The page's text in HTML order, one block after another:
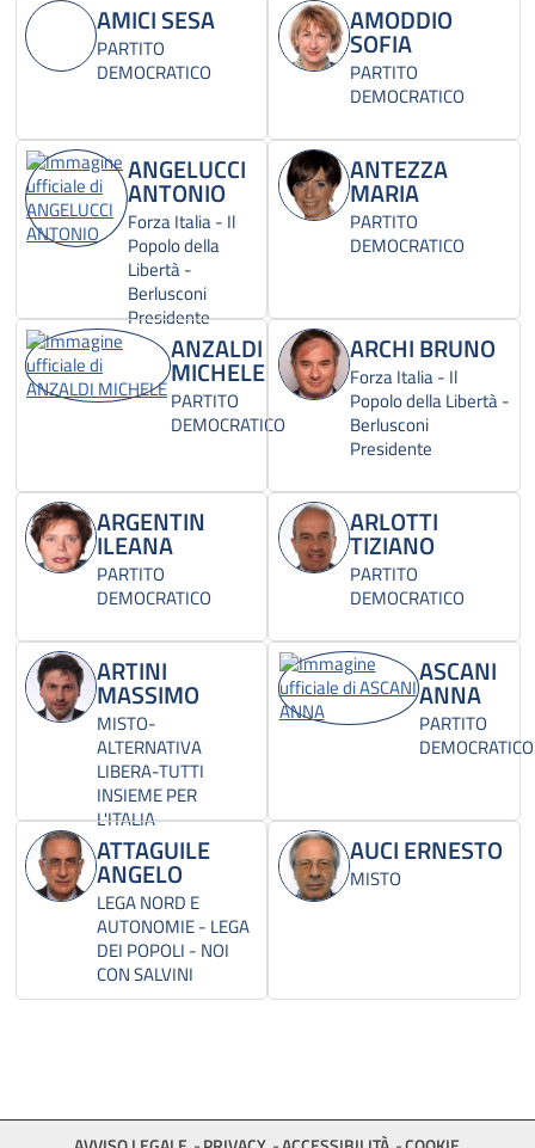
AMICI SESA
PARTITO
DEMOCRATICO
AMODDIO
SOFIA
PARTITO
DEMOCRATICO
ANGELUCCI
ANTONIO
Forza Italia - Il
Popolo della
Libertà -
Berlusconi
Presidente
ANTEZZA
MARIA
PARTITO
DEMOCRATICO
ANZALDI
MICHELE
PARTITO
DEMOCRATICO
ARCHI BRUNO
Forza Italia - Il
Popolo della Libertà -
Berlusconi
Presidente
ARGENTIN
ILEANA
PARTITO
DEMOCRATICO
ARLOTTI
TIZIANO
PARTITO
DEMOCRATICO
ARTINI
MASSIMO
MISTO-
ALTERNATIVA
LIBERA-TUTTI
INSIEME PER
L'ITALIA
ASCANI
ANNA
PARTITO
DEMOCRATICO
ATTAGUILE
ANGELO
LEGA NORD E
AUTONOMIE - LEGA
DEI POPOLI - NOI
CON SALVINI
AUCI ERNESTO
MISTO